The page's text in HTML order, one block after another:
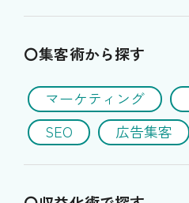
〇集客術から探す
マーケティング
SEO
広告集客